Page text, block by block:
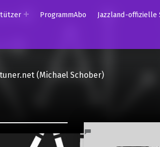
ProgrammAbo Jazzland-offizielle
(Michael Schober)